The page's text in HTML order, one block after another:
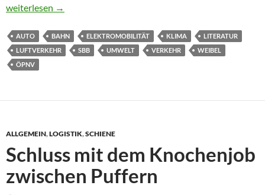
Verkehr: Optimierung vor Ausbau – aber schnell
weiterlesen →
AUTO BAHN ELEKTROMOBILITÄT KLIMA
LITERATUR
LUFTVERKEHR
SBB UMWELT VERKEHR
WEIBEL
ÖPNV
ALLGEMEIN,LOGISTIK,SCHIENE
Schluss mit dem Knochenjob
zwischen Puffern